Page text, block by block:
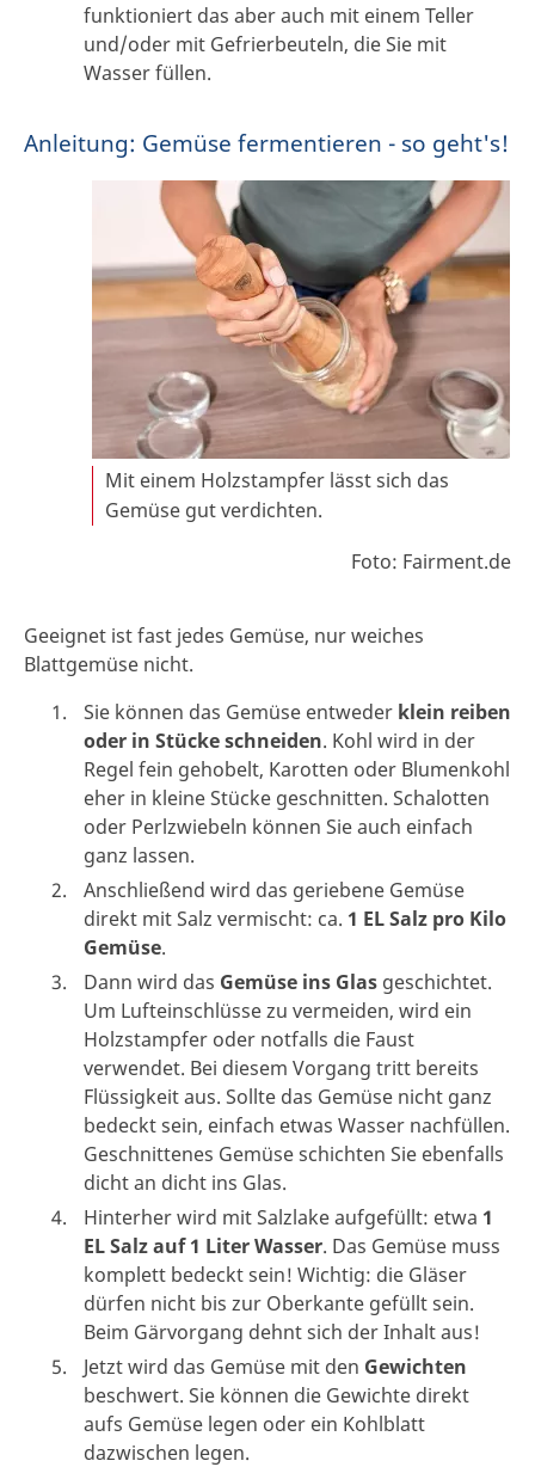
funktioniert das aber auch mit einem Teller
und/oder mit Gefrierbeuteln, die Sie mit
Wasser füllen.
Anleitung: Gemüse fermentieren - so geht's!
Mit einem Holzstampfer lässt sich das
Gemüse gut verdichten.
Foto: Fairment.de
Geeignet ist fast jedes Gemüse, nur weiches
Blattgemüse nicht.
Sie können das Gemüse entweder klein reiben
oder in Stücke schneiden. Kohl wird in der
Regel fein gehobelt, Karotten oder Blumenkohl
eher in kleine Stücke geschnitten. Schalotten
oder Perlzwiebeln können Sie auch einfach
ganz lassen.
Anschließend wird das geriebene Gemüse
direkt mit Salz vermischt: ca. 1 EL Salz pro Kilo
Gemüse.
Dann wird das Gemüse ins Glas geschichtet.
Um Lufteinschlüsse zu vermeiden, wird ein
Holzstampfer oder notfalls die Faust
verwendet. Bei diesem Vorgang tritt bereits
Flüssigkeit aus. Sollte das Gemüse nicht ganz
bedeckt sein, einfach etwas Wasser nachfüllen.
Geschnittenes Gemüse schichten Sie ebenfalls
dicht an dicht ins Glas.
Hinterher wird mit Salzlake aufgefüllt: etwa 1
EL Salz auf 1 Liter Wasser. Das Gemüse muss
komplett bedeckt sein! Wichtig: die Gläser
dürfen nicht bis zur Oberkante gefüllt sein.
Beim Gärvorgang dehnt sich der Inhalt aus!
Jetzt wird das Gemüse mit den Gewichten
beschwert. Sie können die Gewichte direkt
aufs Gemüse legen oder ein Kohlblatt
dazwischen legen.